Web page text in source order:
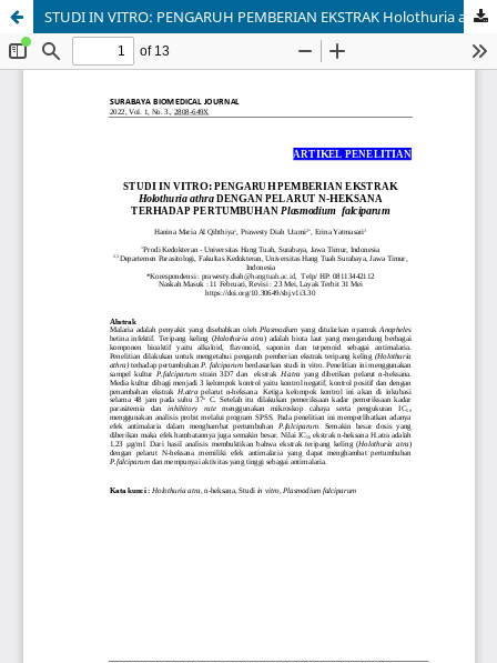
STUDI IN VITRO: PENGARUH PEMBERIAN EKSTRAK Holothuria athra DENGAN PELARUT N-HEKSANA TERHADAP PERTUMBUHAN Plasmodium falciparum